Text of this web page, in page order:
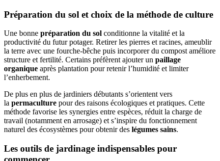
Préparation du sol et choix de la méthode de culture
Une bonne préparation du sol conditionne la vitalité et la
productivité du futur potager. Retirer les pierres et racines, ameublir
la terre avec une fourche-bêche puis incorporer du compost améliore
structure et fertilité. Certains préfèrent ajouter un paillage
organique après plantation pour retenir l’humidité et limiter
l’enherbement.
De plus en plus de jardiniers débutants s’orientent vers
la permaculture pour des raisons écologiques et pratiques. Cette
méthode favorise les synergies entre espèces, réduit la charge de
travail (notamment en arrosage) et s’inspire du fonctionnement
naturel des écosystèmes pour obtenir des légumes sains.
Les outils de jardinage indispensables pour